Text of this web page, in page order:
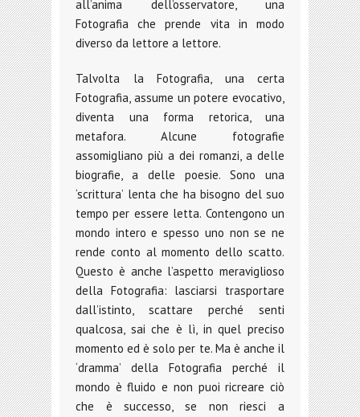
all’anima dell’osservatore, una
Fotografia che prende vita in modo
diverso da lettore a lettore.
Talvolta la Fotografia, una certa
Fotografia, assume un potere evocativo,
diventa una forma retorica, una
metafora. Alcune fotografie
assomigliano più a dei romanzi, a delle
biografie, a delle poesie. Sono una
‘scrittura’ lenta che ha bisogno del suo
tempo per essere letta. Contengono un
mondo intero e spesso uno non se ne
rende conto al momento dello scatto.
Questo è anche l’aspetto meraviglioso
della Fotografia: lasciarsi trasportare
dall’istinto, scattare perché senti
qualcosa, sai che è lì, in quel preciso
momento ed è solo per te. Ma è anche il
‘dramma’ della Fotografia perché il
mondo è fluido e non puoi ricreare ciò
che è successo, se non riesci a